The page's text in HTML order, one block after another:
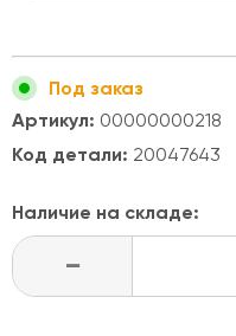
Под заказ
Артикул: 00000000218
Код детали: 20047643
Наличие на складе:
-